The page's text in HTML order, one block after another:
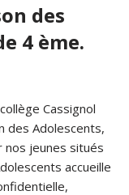
des
4 ème.
Cassignol
des Adolescents,
nos jeunes situés
accueille